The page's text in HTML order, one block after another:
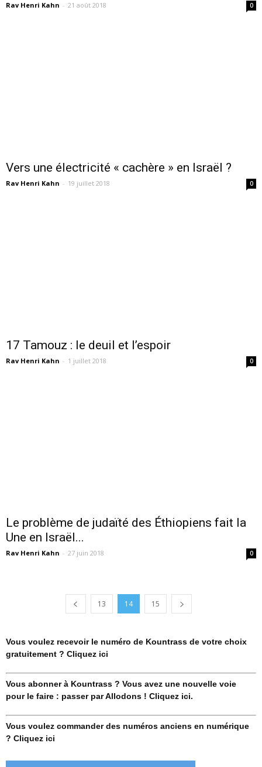
Rav Henri Kahn - 21 août 2018 0
Vers une électricité « cachère » en Israël ?
Rav Henri Kahn - 19 juillet 2018 0
17 Tamouz : le deuil et l’espoir
Rav Henri Kahn - 1 juillet 2018 0
Le problème de judaïté des Éthiopiens fait la
Une en Israël...
Rav Henri Kahn - 27 juin 2018 0
13 14 15
Vous voulez recevoir le numéro de Kountrass de votre choix
gratuitement ? Cliquez ici
Vous abonner à Kountrass ? Vous avez une nouvelle voie
pour le faire : passer par Allodons ! Cliquez ici.
Vous voulez commander des numéros anciens en numérique
? Cliquez ici